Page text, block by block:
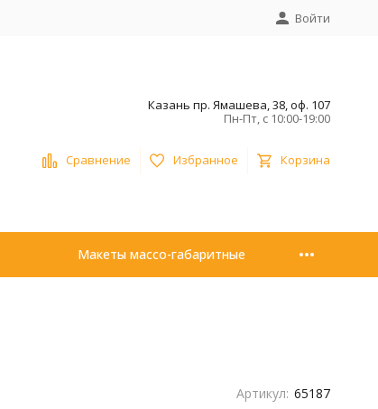
Войти
Казань пр. Ямашева, 38, оф. 107
Пн-Пт, с 10:00-19:00
Сравнение Избранное Корзина
Макеты массо-габаритные
Артикул: 65187